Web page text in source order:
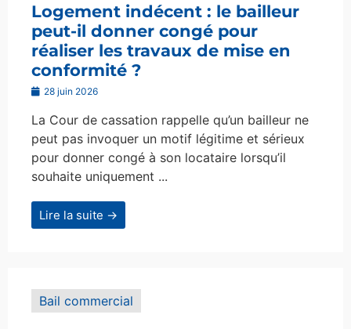
Logement indécent : le bailleur
peut-il donner congé pour
réaliser les travaux de mise en
conformité ?
28 juin 2026
La Cour de cassation rappelle qu’un bailleur ne
peut pas invoquer un motif légitime et sérieux
pour donner congé à son locataire lorsqu’il
souhaite uniquement ...
Lire la suite →
Bail commercial